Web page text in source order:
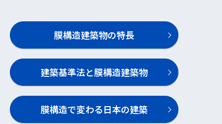
膜構造建築物の特長
建築基準法と膜構造建築物
膜構造で変わる日本の建築